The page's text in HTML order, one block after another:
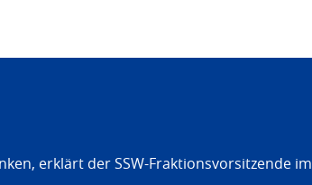
erklärt der SSW-Fraktionsvorsitzende im